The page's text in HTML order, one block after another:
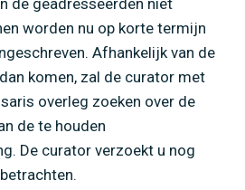
de geadresseerden niet
worden nu op korte termijn
Afhankelijk van de
komen, zal de curator met
overleg zoeken over de
de te houden
De curator verzoekt u nog